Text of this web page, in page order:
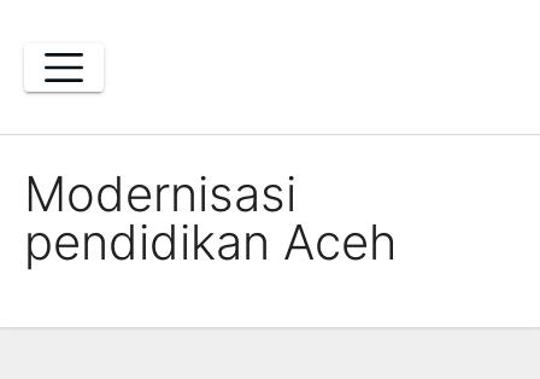
content
Modernisasi
pendidikan Aceh